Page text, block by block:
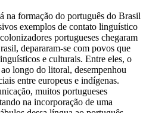
na formação do português do Brasil
exemplos de contato linguístico
portugueses chegaram
depararam-se com povos que
e culturais. Entre eles, o
longo do litoral, desempenhou
entre europeus e indígenas.
muitos portugueses
na incorporação de uma